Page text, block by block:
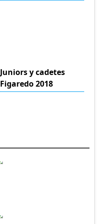
Juniors y cadetes
Figaredo 2018